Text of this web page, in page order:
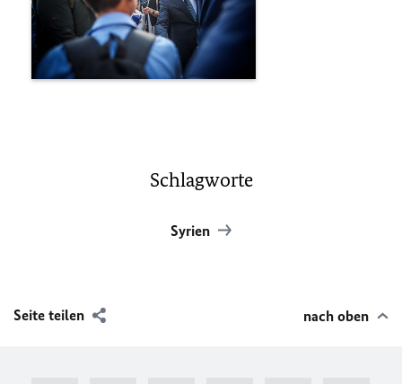
Schlagworte
Syrien
Seite teilen nach oben